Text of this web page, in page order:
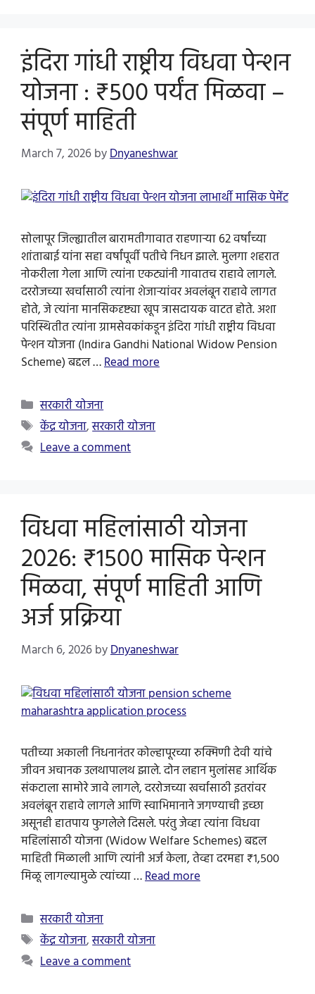
इंदिरा गांधी राष्ट्रीय विधवा पेन्शन
योजना : ₹500 पर्यंत मिळवा –
संपूर्ण माहिती
March 7, 2026byDnyaneshwar
सोलापूर जिल्ह्यातील बारामतीगावात राहणाऱ्या 62 वर्षांच्या
शांताबाई यांना सहा वर्षांपूर्वी पतीचे निधन झाले. मुलगा शहरात
नोकरीला गेला आणि त्यांना एकट्यांनी गावातच राहावे लागले.
दररोजच्या खर्चासाठी त्यांना शेजाऱ्यांवर अवलंबून राहावे लागत
होते, जे त्यांना मानसिकदृष्ट्या खूप त्रासदायक वाटत होते. अशा
परिस्थितीत त्यांना ग्रामसेवकांकडून इंदिरा गांधी राष्ट्रीय विधवा
पेन्शन योजना (Indira Gandhi National Widow Pension
Scheme) बद्दल …Read more
Categories
सरकारी योजना
Tags
केंद्र योजना,सरकारी योजना
Leave a comment
विधवा महिलांसाठी योजना
2026: ₹1500 मासिक पेन्शन
मिळवा, संपूर्ण माहिती आणि
अर्ज प्रक्रिया
March 6, 2026byDnyaneshwar
पतीच्या अकाली निधनानंतर कोल्हापूरच्या रुक्मिणी देवी यांचे
जीवन अचानक उलथापालथ झाले. दोन लहान मुलांसह आर्थिक
संकटाला सामोरे जावे लागले, दररोजच्या खर्चासाठी इतरांवर
अवलंबून राहावे लागले आणि स्वाभिमानाने जगण्याची इच्छा
असूनही हातपाय फुगलेले दिसले. परंतु जेव्हा त्यांना विधवा
महिलांसाठी योजना (Widow Welfare Schemes) बद्दल
माहिती मिळाली आणि त्यांनी अर्ज केला, तेव्हा दरमहा ₹१,५००
मिळू लागल्यामुळे त्यांच्या …Read more
Categories
सरकारी योजना
Tags
केंद्र योजना,सरकारी योजना
Leave a comment